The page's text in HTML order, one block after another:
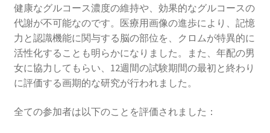
健康なグルコース濃度の維持や、効果的なグルコースの
代謝が不可能なのです。医療用画像の進歩により、記憶
力と認識機能に関与する脳の部位を、クロムが特異的に
活性化することも明らかになりました。また、年配の男
女に協力してもらい、12週間の試験期間の最初と終わり
に評価する画期的な研究が行われました。
全ての参加者は以下のことを評価されました：